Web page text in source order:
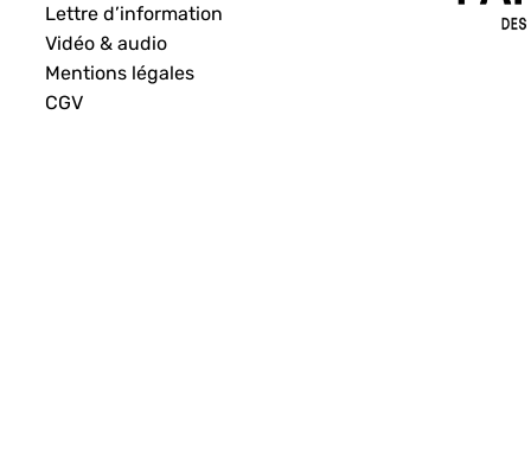
Lettre d’information
Vidéo & audio
Mentions légales
CGV